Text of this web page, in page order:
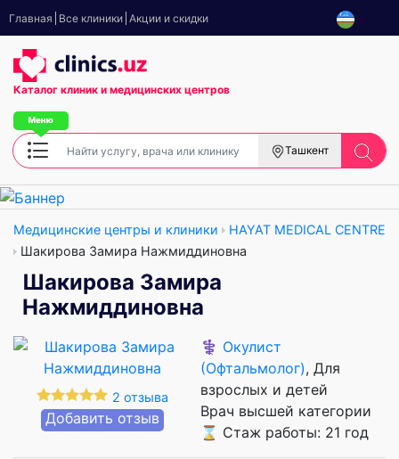
Главная Все клиники Акции и скидки
Каталог клиник и медицинских центров
Ташкент
Медицинские центры и клиники
HAYAT MEDICAL CENTRE
Шакирова Замира Нажмиддиновна
Шакирова Замира
Нажмиддиновна
2 отзыва
Добавить отзыв
⚕️ Окулист
(Офтальмолог), Для
взрослых и детей
Врач высшей категории
⌛ Стаж работы: 21 год